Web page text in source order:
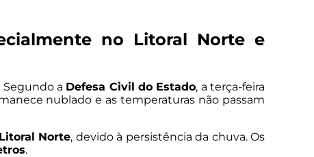
no Litoral Norte e
Segundo a Defesa Civil do Estado, a terça-feira
nublado e as temperaturas não passam
Norte, devido à persistência da chuva. Os
.